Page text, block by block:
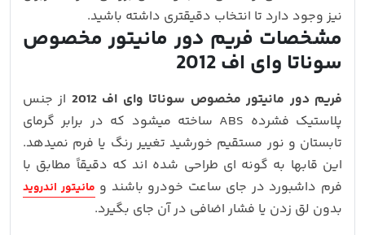
نیز وجود دارد تا انتخاب دقیقتری داشته باشید.
مشخصات فریم دور مانیتور مخصوص
سوناتا وای اف 2012
فریم دور مانیتور مخصوص سوناتا وای اف 2012
از جنس
پلاستیک فشرده ABS ساخته میشود که در برابر گرمای
تابستان و نور مستقیم خورشید تغییر رنگ یا فرم نمیدهد.
این قابها به‌ گونه‌ ای طراحی شده‌ اند که دقیقاً مطابق با
فرم داشبورد در جای ساعت خودرو باشند و مانیتور اندروید
بدون لق‌ زدن یا فشار اضافی در آن جای بگیرد.